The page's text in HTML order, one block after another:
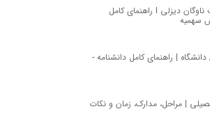
سهمیه کارت سوخت ناوگان دیزلی I راهنمای کامل
سهمیه
دانشگاه | راهنمای کامل دانشنامه -
| مراحل، مدارک، زمان و نکات